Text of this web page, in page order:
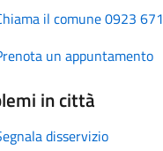
il comune 0923
un appuntamento
in città
disservizio